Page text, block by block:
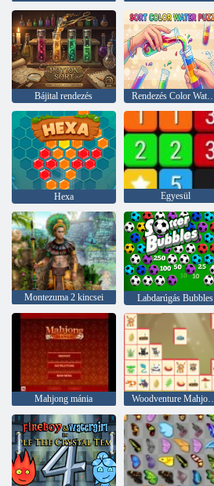
Bájital rendezés Rendezés Color Water Puzzle
Hexa Egyesül
Montezuma 2 kincsei Labdarúgás Bubbles
Mahjong mánia Woodventure Mahjong Connect